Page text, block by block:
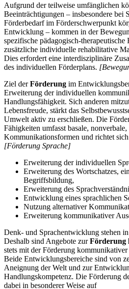
Aufgrund der teilweise umfänglichen
Beeinträchtigungen – insbesondere bei
Förderbedarf im Förderschwerpunkt
Entwicklung – kommen in der
spezifische pädagogisch-therapeutische
zusätzliche individuelle rehabilitative
Dies erfordert eine interdisziplinäre
des individuellen Förderplans.
Ziel derFörderung im
Erweiterung der individuellen
Handlungsfähigkeit. Sich anderen
Lebensfreude, stärkt das
Umwelt aktiv zu erschließen. Die
Fähigkeiten umfasst basale,
Kommunikationsformen und richtet
[Förderung Sprache]
Erweiterung der individuellen
Erweiterung des Wortschatzes,
Begriffsbildung,
Erweiterung des
Entwicklung eines sprachlichen
Nutzung alternativer
Erweiterung kommunikativer
Denk- und Sprachentwicklung stehen
Deshalb sind Angebote zurFörderung
stets mit der Förderung
Beide Entwicklungsbereiche sind von
Aneignung der Welt und zur
Handlungskompetenz. Die Förderung
dabei in besonderer Weise auf